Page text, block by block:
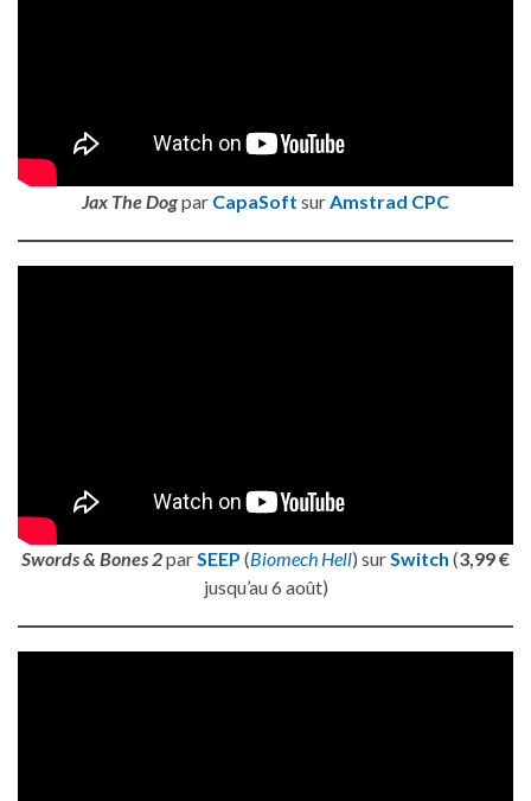
Jax The Dogpar CapaSoft sur Amstrad CPC
Swords & Bones 2par SEEP (Biomech Hell) sur Switch (3,99 €
jusqu’au 6 août)